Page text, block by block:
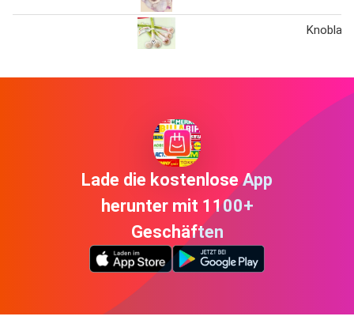
Lade die kostenlose App
herunter mit 1100+
Geschäften